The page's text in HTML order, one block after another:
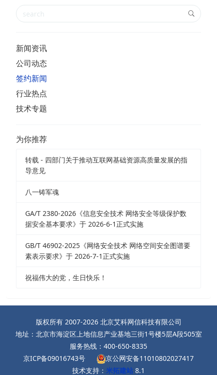
新闻资讯
公司动态
签约新闻
行业热点
技术专题
为你推荐
转载 - 四部门关于推动互联网基础资源高质量发展的指
导意见
八一铸军魂
GA/T 2380-2026《信息安全技术 网络安全等级保护数
据安全基本要求》于 2026-6-1正式实施
GB/T 46902-2025《网络安全技术 网络空间安全图谱要
素表示要求》于 2026-7-1正式实施
祝福伟大的党，生日快乐！
版权所有 2007-2026 北京艾科网信科技有限公司
地址：北京市海淀区上地信息产业基地三街1号楼5层A段505室
服务热线：400-650-8335
京ICP备09016743号
京公网安备11010802027417
技术支持： 米拓建站 8.1